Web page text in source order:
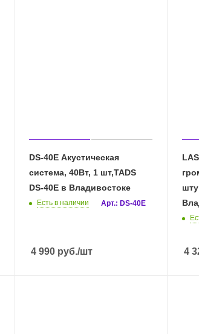
DS-40E Акустическая
система, 40Вт, 1 шт,TADS
DS-40E в Владивостоке
Есть в наличии Арт.: DS-40E
4 990 руб./шт 4